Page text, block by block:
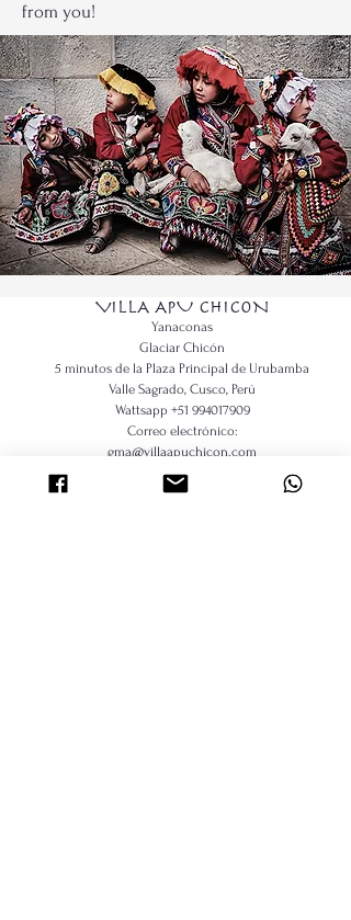
from you!
VILLA APU CHICON
Yanaconas
Glaciar Chicón
5 minutos de la Plaza Principal de Urubamba
Valle Sagrado, Cusco, Perú
Wattsapp +51 994017909
Correo electrónico:
gma@villaapuchicon.com
gml@villaapuchicon.com